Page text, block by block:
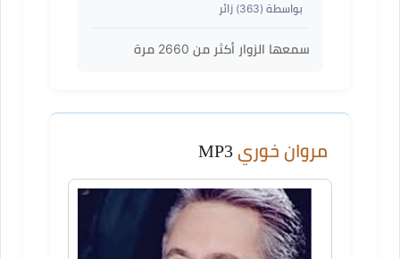
بواسطة (363) زائر
سمعها الزوار أكثر من 2660 مرة
مروان خوري